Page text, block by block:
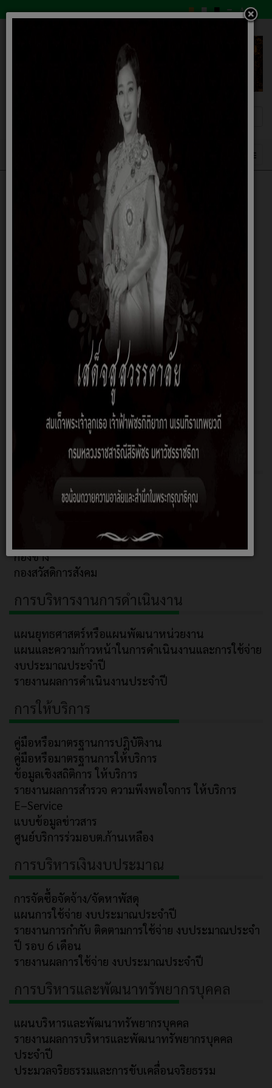
SUBMIT
สำนักงาน/เจ้าหน้าที่
คณะผู้บริหาร/สมาชิก
กองช่าง
กองสวัสดิการสังคม
การบริหารงานการดำเนินงาน
แผนยุทธศาสตร์หรือแผนพัฒนาหน่วยงาน
แผนและความก้าวหน้าในการดำเนินงานและการใช้จ่าย
งบประมาณประจำปี
รายงานผลการดำเนินงานประจำปี
การให้บริการ
คู่มือหรือมาตรฐานการปฎิบัติงาน
คู่มือหรือมาตรฐานการให้บริการ
ข้อมูลเชิงสถิติการ ให้บริการ
รายงานผลการสำรวจ ความพึงพอใจการ ให้บริการ
E–Service
แบบข้อมูลข่าวสาร
ศูนย์บริการร่วมอบต.ก้านเหลือง
การบริหารเงินงบประมาณ
การจัดซื้อจัดจ้าง/จัดหาพัสดุ
แผนการใช้จ่าย งบประมาณประจำปี
รายงานการกำกับ ติดตามการใช้จ่าย งบประมาณประจำ
ปี รอบ 6 เดือน
รายงานผลการใช้จ่าย งบประมาณประจำปี
การบริหารและพัฒนาทรัพยากรบุคคล
แผนบริหารและพัฒนาทรัพยากรบุคคล
รายงานผลการบริหารและพัฒนาทรัพยากรบุคคล
ประจำปี
ประมวลจริยธรรมและการขับเคลื่อนจริยธรรม